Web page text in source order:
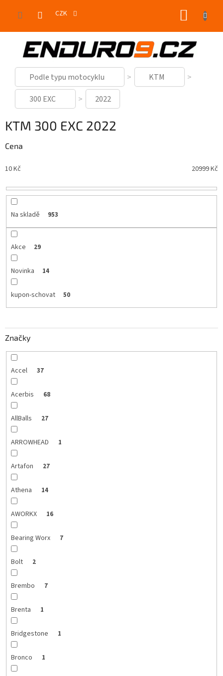
CZK
Podle typu motocyklu
KTM
300 EXC
2022
KTM 300 EXC 2022
Cena
10Kč 20999Kč
Na skladě 953
Akce 29
Novinka 14
kupon-schovat 50
Značky
Accel 37
Acerbis 68
AllBalls 27
ARROWHEAD 1
Artafon 27
Athena 14
AWORKX 16
Bearing Worx 7
Bolt 2
Brembo 7
Brenta 1
Bridgestone 1
Bronco 1